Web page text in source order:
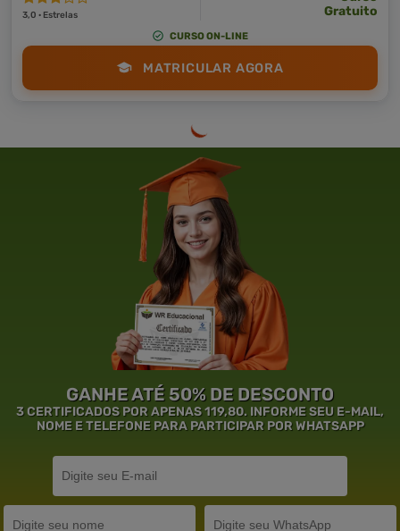
3,0 · Estrelas
Gratuito
CURSO ON-LINE
MATRICULAR AGORA
GANHE ATÉ 50% DE DESCONTO
3 CERTIFICADOS POR APENAS 119,80. INFORME SEU E-MAIL,
NOME E TELEFONE PARA PARTICIPAR POR WHATSAPP